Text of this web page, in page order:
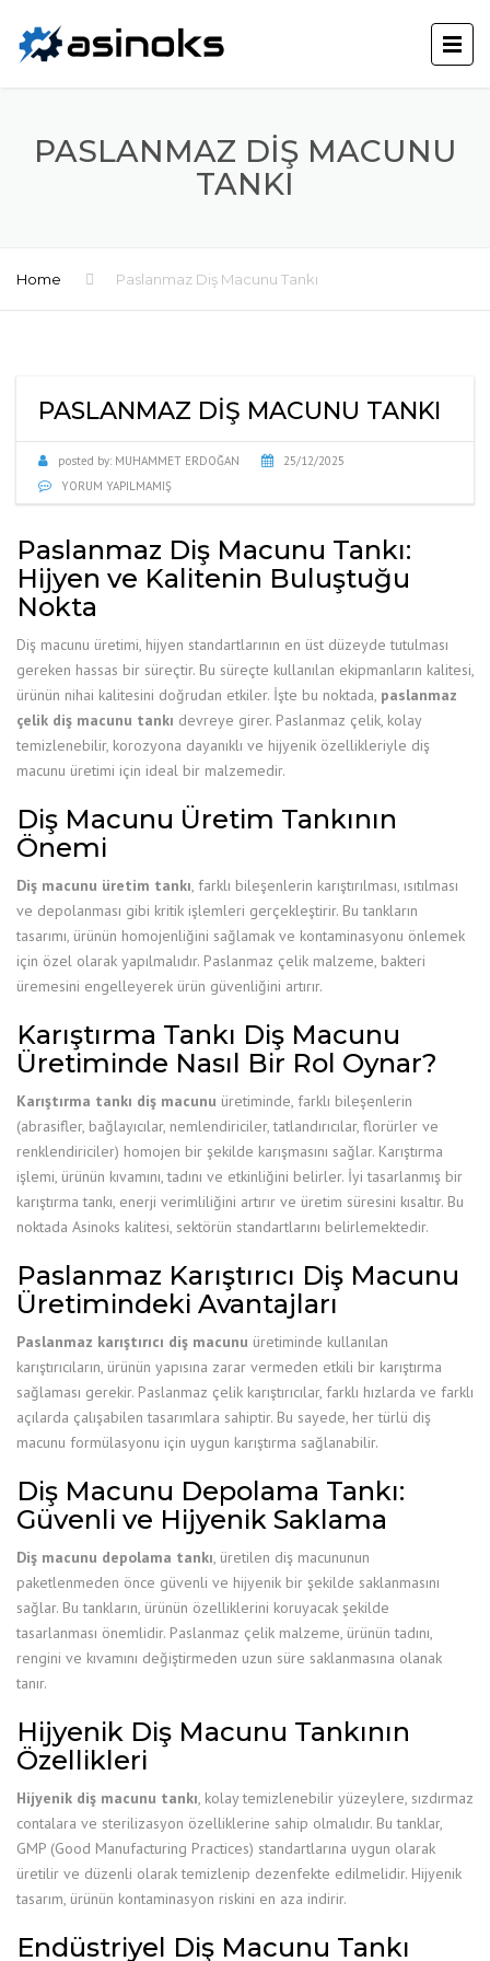
PASLANMAZ DIŞ MACUNU
TANKI
Home Paslanmaz Diş Macunu Tankı
PASLANMAZ DIŞ MACUNU TANKI
posted by: MUHAMMET ERDOĞAN
25/12/2025
YORUM YAPILMAMIŞ
Paslanmaz Diş Macunu Tankı:
Hijyen ve Kalitenin Buluştuğu
Nokta
Diş macunu üretimi, hijyen standartlarının en üst düzeyde tutulması
gereken hassas bir süreçtir. Bu süreçte kullanılan ekipmanların kalitesi,
ürünün nihai kalitesini doğrudan etkiler. İşte bu noktada, paslanmaz
çelik diş macunu tankı devreye girer. Paslanmaz çelik, kolay
temizlenebilir, korozyona dayanıklı ve hijyenik özellikleriyle diş
macunu üretimi için ideal bir malzemedir.
Diş Macunu Üretim Tankının
Önemi
Diş macunu üretim tankı, farklı bileşenlerin karıştırılması, ısıtılması
ve depolanması gibi kritik işlemleri gerçekleştirir. Bu tankların
tasarımı, ürünün homojenliğini sağlamak ve kontaminasyonu önlemek
için özel olarak yapılmalıdır. Paslanmaz çelik malzeme, bakteri
üremesini engelleyerek ürün güvenliğini artırır.
Karıştırma Tankı Diş Macunu
Üretiminde Nasıl Bir Rol Oynar?
Karıştırma tankı diş macunu üretiminde, farklı bileşenlerin
(abrasifler, bağlayıcılar, nemlendiriciler, tatlandırıcılar, florürler ve
renklendiriciler) homojen bir şekilde karışmasını sağlar. Karıştırma
işlemi, ürünün kıvamını, tadını ve etkinliğini belirler. İyi tasarlanmış bir
karıştırma tankı, enerji verimliliğini artırır ve üretim süresini kısaltır. Bu
noktada Asinoks kalitesi, sektörün standartlarını belirlemektedir.
Paslanmaz Karıştırıcı Diş Macunu
Üretimindeki Avantajları
Paslanmaz karıştırıcı diş macunu üretiminde kullanılan
karıştırıcıların, ürünün yapısına zarar vermeden etkili bir karıştırma
sağlaması gerekir. Paslanmaz çelik karıştırıcılar, farklı hızlarda ve farklı
açılarda çalışabilen tasarımlara sahiptir. Bu sayede, her türlü diş
macunu formülasyonu için uygun karıştırma sağlanabilir.
Diş Macunu Depolama Tankı:
Güvenli ve Hijyenik Saklama
Diş macunu depolama tankı, üretilen diş macununun
paketlenmeden önce güvenli ve hijyenik bir şekilde saklanmasını
sağlar. Bu tankların, ürünün özelliklerini koruyacak şekilde
tasarlanması önemlidir. Paslanmaz çelik malzeme, ürünün tadını,
rengini ve kıvamını değiştirmeden uzun süre saklanmasına olanak
tanır.
Hijyenik Diş Macunu Tankının
Özellikleri
Hijyenik diş macunu tankı, kolay temizlenebilir yüzeylere, sızdırmaz
contalara ve sterilizasyon özelliklerine sahip olmalıdır. Bu tanklar,
GMP (Good Manufacturing Practices) standartlarına uygun olarak
üretilir ve düzenli olarak temizlenip dezenfekte edilmelidir. Hijyenik
tasarım, ürünün kontaminasyon riskini en aza indirir.
Endüstriyel Diş Macunu Tankı